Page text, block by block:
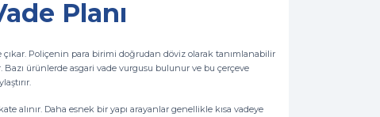
Planı
Poliçenin para birimi doğrudan döviz olarak tanımlanabilir
ürünlerde asgari vade vurgusu bulunur ve bu çerçeve
Daha esnek bir yapı arayanlar genellikle kısa vadeye